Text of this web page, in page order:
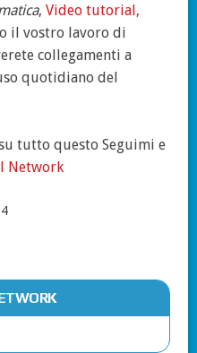
, Video tutorial,
il vostro lavoro di
collegamenti a
quotidiano del
tutto questo Seguimi e
Network